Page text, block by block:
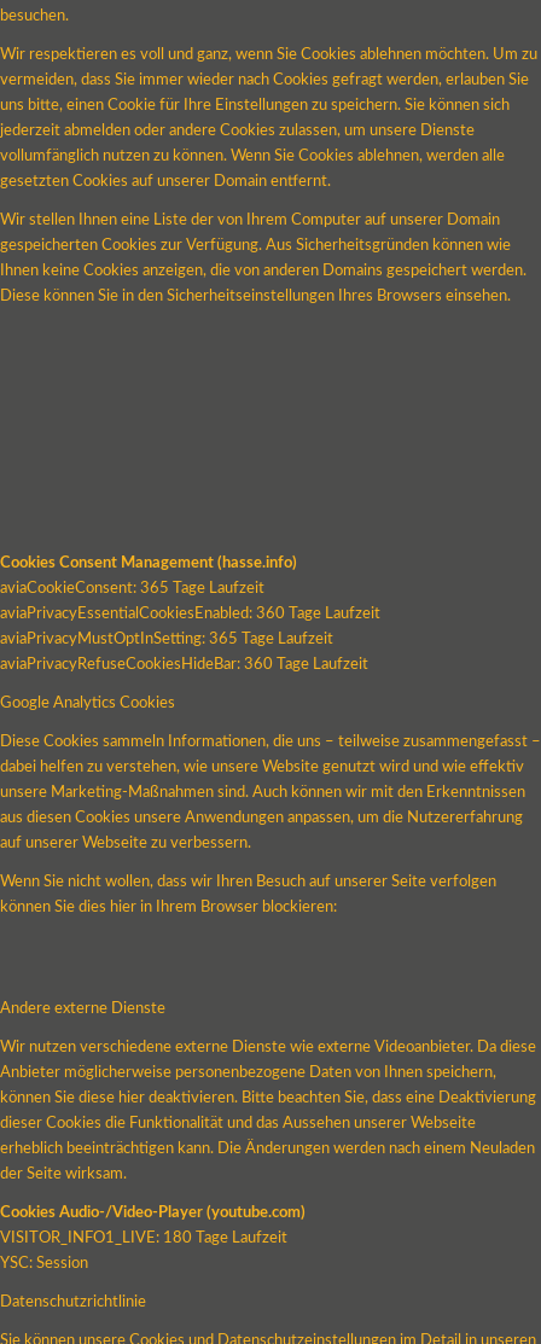
besuchen.
Wir respektieren es voll und ganz, wenn Sie Cookies ablehnen möchten. Um zu
vermeiden, dass Sie immer wieder nach Cookies gefragt werden, erlauben Sie
uns bitte, einen Cookie für Ihre Einstellungen zu speichern. Sie können sich
jederzeit abmelden oder andere Cookies zulassen, um unsere Dienste
vollumfänglich nutzen zu können. Wenn Sie Cookies ablehnen, werden alle
gesetzten Cookies auf unserer Domain entfernt.
Wir stellen Ihnen eine Liste der von Ihrem Computer auf unserer Domain
gespeicherten Cookies zur Verfügung. Aus Sicherheitsgründen können wie
Ihnen keine Cookies anzeigen, die von anderen Domains gespeichert werden.
Diese können Sie in den Sicherheitseinstellungen Ihres Browsers einsehen.
Cookies Consent Management (hasse.info)
aviaCookieConsent: 365 Tage Laufzeit
aviaPrivacyEssentialCookiesEnabled: 360 Tage Laufzeit
aviaPrivacyMustOptInSetting: 365 Tage Laufzeit
aviaPrivacyRefuseCookiesHideBar: 360 Tage Laufzeit
Google Analytics Cookies
Diese Cookies sammeln Informationen, die uns – teilweise zusammengefasst –
dabei helfen zu verstehen, wie unsere Website genutzt wird und wie effektiv
unsere Marketing-Maßnahmen sind. Auch können wir mit den Erkenntnissen
aus diesen Cookies unsere Anwendungen anpassen, um die Nutzererfahrung
auf unserer Webseite zu verbessern.
Wenn Sie nicht wollen, dass wir Ihren Besuch auf unserer Seite verfolgen
können Sie dies hier in Ihrem Browser blockieren:
Andere externe Dienste
Wir nutzen verschiedene externe Dienste wie externe Videoanbieter. Da diese
Anbieter möglicherweise personenbezogene Daten von Ihnen speichern,
können Sie diese hier deaktivieren. Bitte beachten Sie, dass eine Deaktivierung
dieser Cookies die Funktionalität und das Aussehen unserer Webseite
erheblich beeinträchtigen kann. Die Änderungen werden nach einem Neuladen
der Seite wirksam.
Cookies Audio-/Video-Player (youtube.com)
VISITOR_INFO1_LIVE: 180 Tage Laufzeit
YSC: Session
Datenschutzrichtlinie